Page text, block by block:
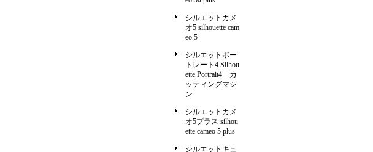
シルエットカメ
オ5 silhouette cam
eo 5
シルエットポー
トレート4 Silhou
ette Portrait4 カ
ッティングマシ
ン
シルエットカメ
オ5プラス silhou
ette cameo 5 plus
シルエットキュ